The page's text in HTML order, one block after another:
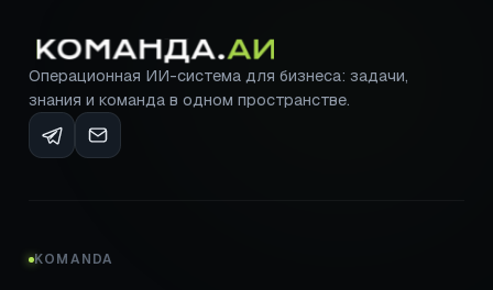
Операционная ИИ-система для бизнеса: задачи,
знания и команда в одном пространстве.
KOMANDA